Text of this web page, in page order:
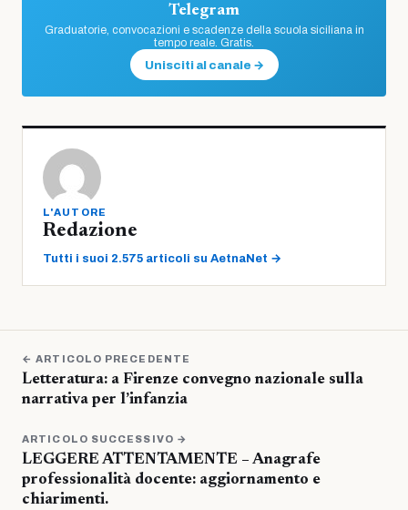
Telegram
Graduatorie, convocazioni e scadenze della scuola siciliana in
tempo reale. Gratis.
Unisciti al canale →
L'AUTORE
Redazione
Tutti i suoi 2.575 articoli su AetnaNet →
← ARTICOLO PRECEDENTE
Letteratura: a Firenze convegno nazionale sulla
narrativa per l’infanzia
ARTICOLO SUCCESSIVO →
LEGGERE ATTENTAMENTE – Anagrafe
professionalità docente: aggiornamento e
chiarimenti.